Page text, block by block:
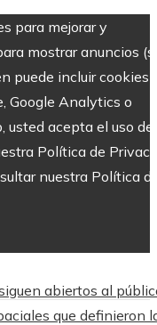
para mejorar y
mostrar anuncios
puede incluir cookies
Google Analytics o
usted acepta el uso de
Política de
nuestra Política
abiertos al
que definieron